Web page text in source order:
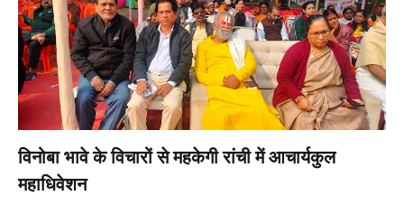
विनोबा भावे के विचारों से महकेगी रांची में आचार्यकुल
महाधिवेशन